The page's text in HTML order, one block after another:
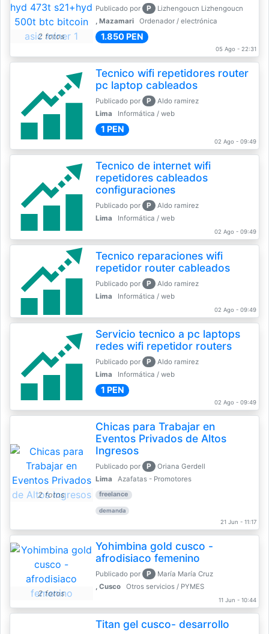
2 fotos
Publicado por P
Lizhengoucn Lizhengoucn
, Mazamari
Ordenador / electrónica
1.850 PEN
05 Ago - 22:31
Tecnico wifi repetidores router
pc laptop cableados
Publicado por P
Aldo ramirez
Lima
Informática / web
1 PEN
02 Ago - 09:49
Tecnico de internet wifi
repetidores cableados
configuraciones
Publicado por P
Aldo ramirez
Lima
Informática / web
02 Ago - 09:49
Tecnico reparaciones wifi
repetidor router cableados
Publicado por P
Aldo ramirez
Lima
Informática / web
02 Ago - 09:49
Servicio tecnico a pc laptops
redes wifi repetidor routers
Publicado por P
Aldo ramirez
Lima
Informática / web
1 PEN
02 Ago - 09:49
2 fotos
Chicas para Trabajar en
Eventos Privados de Altos
Ingresos
Publicado por P
Oriana Gerdell
Lima
Azafatas - Promotores
freelance
demanda
21 Jun - 11:17
2 fotos
Yohimbina gold cusco -
afrodisiaco femenino
Publicado por P
María María Cruz
, Cusco
Otros servicios / PYMES
11 Jun - 10:44
Titan gel cusco- desarrollo